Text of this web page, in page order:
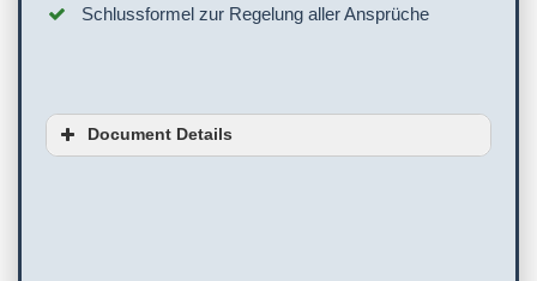
Schlussformel zur Regelung aller Ansprüche
Document Details